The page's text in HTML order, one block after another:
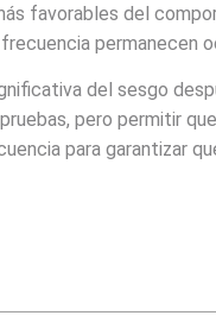
favorables del
permanecen
del sesgo
pero permitir
para garantizar